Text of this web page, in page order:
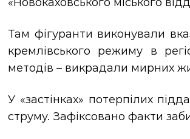
Там фігуранти виконували
кремлівського режиму в
методів – викрадали мирних
У «застінках» потерпілих
струму. Зафіксовано факти